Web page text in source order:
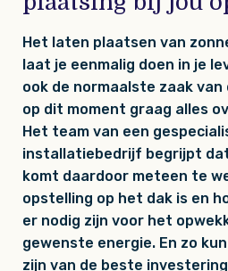
Het laten plaatsen van
laat je eenmalig doen in je
ook de normaalste zaak
op dit moment graag alles
Het team van een
installatiebedrijf begrijpt
komt daardoor meteen te
opstelling op het dak is en
er nodig zijn voor het
gewenste energie. En zo
zijn van de beste